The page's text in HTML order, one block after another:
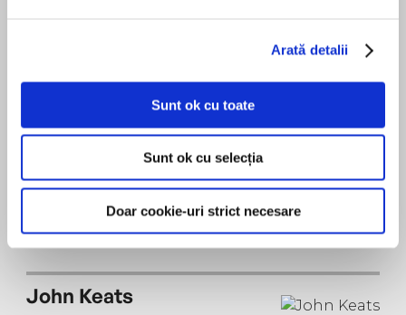
Arată detalii
Sunt ok cu toate
Sunt ok cu selecția
Doar cookie-uri strict necesare
William Blake
Percy Bysshe Shelley
John Keats